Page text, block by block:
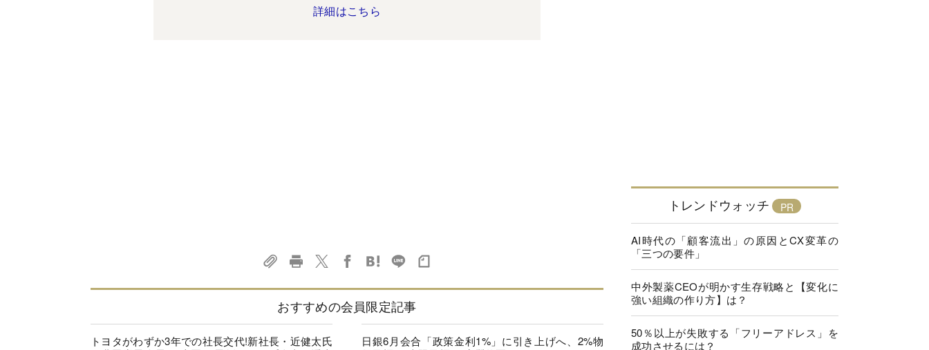
詳細はこちら
おすすめの会員限定記事
トヨタがわずか3年での社長交代!新社長・近健太氏
日銀6月会合「政策金利1%」に引き上げへ、2%物
トレンドウォッチ
AI時代の「顧客流出」の原因とCX変革の
「三つの要件」
中外製薬CEOが明かす生存戦略と【変化に
強い組織の作り方】は？
50％以上が失敗する「フリーアドレス」を
成功させるには？